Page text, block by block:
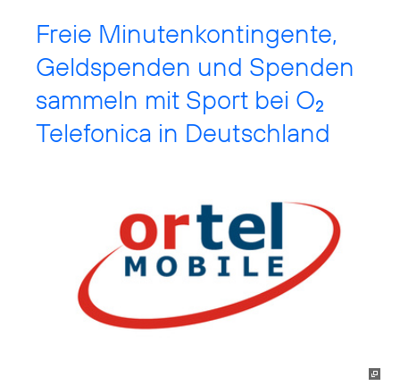
Freie Minutenkontingente,
Geldspenden und Spenden
sammeln mit Sport bei O2
Telefonica in Deutschland